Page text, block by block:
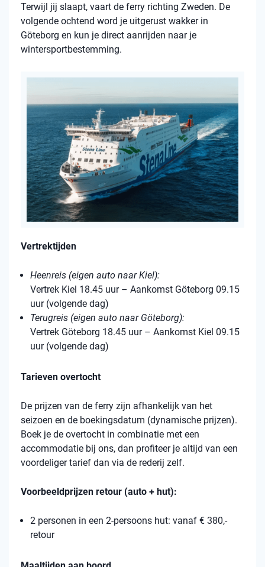
Terwijl jij slaapt, vaart de ferry richting Zweden. De
volgende ochtend word je uitgerust wakker in
Göteborg en kun je direct aanrijden naar je
wintersportbestemming.
Vertrektijden
Heenreis (eigen auto naar Kiel):
Vertrek Kiel 18.45 uur – Aankomst Göteborg 09.15
uur (volgende dag)
Terugreis (eigen auto naar Göteborg):
Vertrek Göteborg 18.45 uur – Aankomst Kiel 09.15
uur (volgende dag)
Tarieven overtocht
De prijzen van de ferry zijn afhankelijk van het
seizoen en de boekingsdatum (dynamische prijzen).
Boek je de overtocht in combinatie met een
accommodatie bij ons, dan profiteer je altijd van een
voordeliger tarief dan via de rederij zelf.
Voorbeeldprijzen retour (auto + hut):
2 personen in een 2-persoons hut: vanaf € 380,-
retour